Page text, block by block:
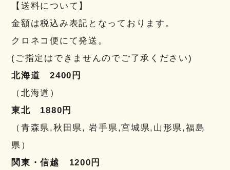
【送料について】
金額は税込み表記となっております。
クロネコ便にて発送。
(ご指定はできませんのでご了承ください)
北海道 2400円
（北海道）
東北 1880円
（青森県,秋田県, 岩手県,宮城県,山形県,福島
県）
関東・信越 1200円